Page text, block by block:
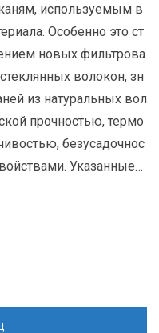
используемым в
Особенно это ст
новых фильтрова
волокон, зн
из натуральных вол
прочностью, термо
безусадочнос
Указанные…